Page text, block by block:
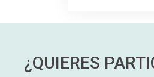
¿QUIERES